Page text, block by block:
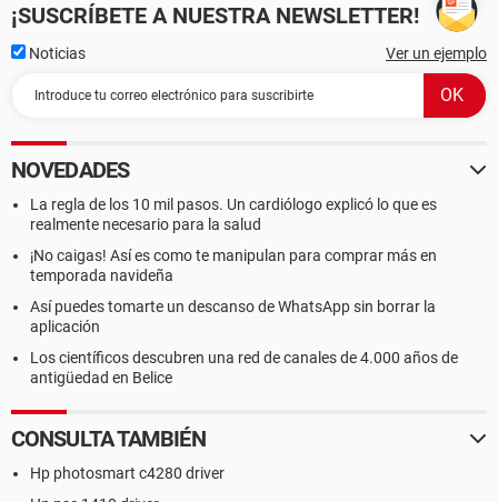
¡SUSCRÍBETE A NUESTRA NEWSLETTER!
Noticias Ver un ejemplo
NOVEDADES
La regla de los 10 mil pasos. Un cardiólogo explicó lo que es
realmente necesario para la salud
¡No caigas! Así es como te manipulan para comprar más en
temporada navideña
Así puedes tomarte un descanso de WhatsApp sin borrar la
aplicación
Los científicos descubren una red de canales de 4.000 años de
antigüedad en Belice
CONSULTA TAMBIÉN
Hp photosmart c4280 driver